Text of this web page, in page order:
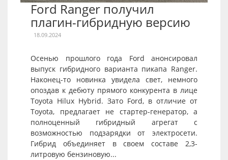
Ford Ranger получил
плагин-гибридную версию
18.09.2024
Осенью прошлого года Ford анонсировал
выпуск гибридного варианта пикапа Ranger.
Наконец-то новинка увидела свет, немного
опоздав к дебюту прямого конкурента в лице
Toyota Hilux Hybrid. Зато Ford, в отличие от
Toyota, предлагает не стартер-генератор, а
полноценный гибридный агрегат с
возможностью подзарядки от электросети.
Гибрид объединяет в своем составе 2,3-
литровую бензиновую...